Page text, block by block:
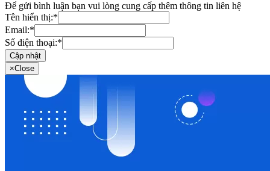
Để gửi bình luận bạn vui lòng cung cấp thêm thông tin liên hệ
Tên hiển thị:*
Email:*
Số điện thoại:*
Cập nhật
×Close